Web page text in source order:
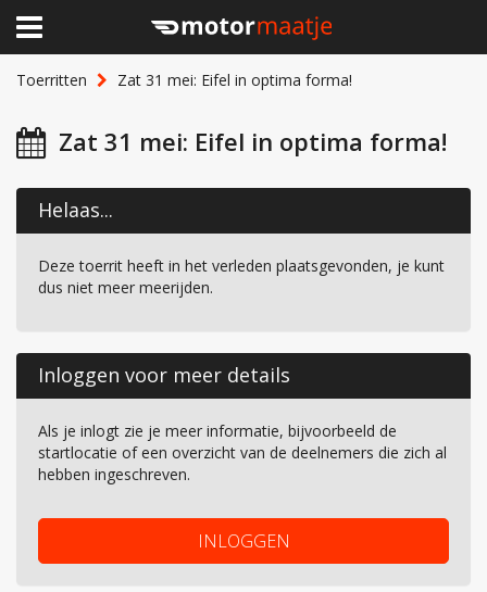
Toerritten Zat 31 mei: Eifel in optima forma!
Zat 31 mei: Eifel in optima forma!
Helaas...
Deze toerrit heeft in het verleden plaatsgevonden, je kunt
dus niet meer meerijden.
Inloggen voor meer details
Als je inlogt zie je meer informatie, bijvoorbeeld de
startlocatie of een overzicht van de deelnemers die zich al
hebben ingeschreven.
INLOGGEN
×
Home
Clubhuis
Lid worden
Over Motormaatje